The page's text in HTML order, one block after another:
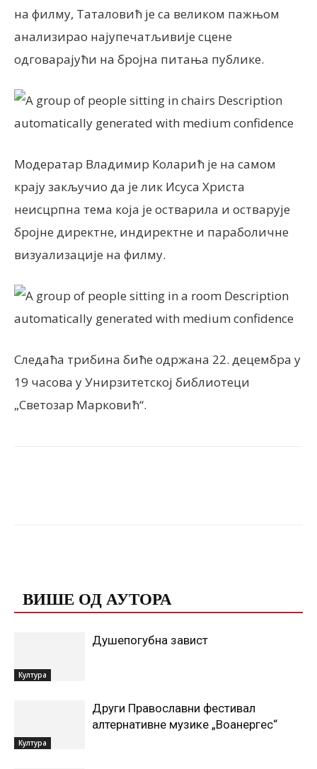
на филму, Таталовић је са великом пажњом
анализирао најупечатљивије сцене
одговарајући на бројна питања публике.
Модератар Владимир Коларић је на самом
крају закључио да је лик Исуса Христа
неисцрпна тема која је остварила и остварује
бројне директне, индиректне и параболичне
визуализације на филму.
Следаћа трибина биће одржана 22. децембра у
19 часова у Унирзитетској библиотеци
„Светозар Марковић“.
ВИШЕ ОД АУТОРА
Култура
Душепогубна завист
Култура
Други Православни фестивал
алтернативне музике „Воанергес“